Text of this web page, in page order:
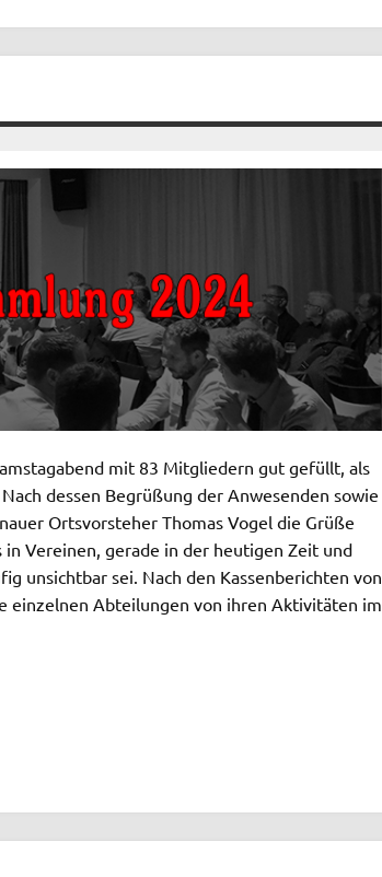
mit 83 Mitgliedern gut gefüllt, als
dessen Begrüßung der Anwesenden sowie
Ortsvorsteher Thomas Vogel die Grüße
Vereinen, gerade in der heutigen Zeit und
unsichtbar sei. Nach den Kassenberichten von
einzelnen Abteilungen von ihren Aktivitäten im